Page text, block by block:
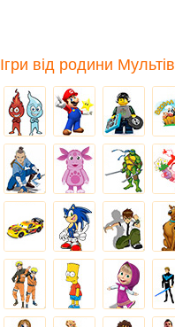
Ігри від родини Мультів